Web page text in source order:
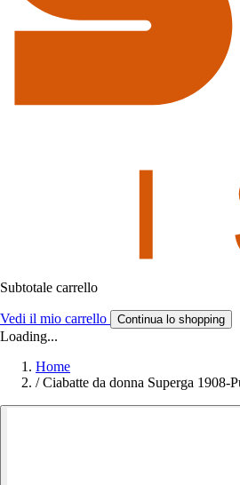
Subtotale carrello
Vedi il mio carrello Continua lo shopping
Loading...
Home
/ Ciabatte da donna Superga 1908-